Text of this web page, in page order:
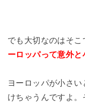
でも大切なのはそ
ーロッパって意外と
ヨーロッパが小さ
けちゃうんですよ